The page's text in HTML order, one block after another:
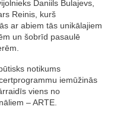
Daniils Bulajevs,
Reinis, kurš
ar abiem tās unikālajiem
un šobrīd pasaulē
notikums
iemūžinās
viens no
– ARTE.